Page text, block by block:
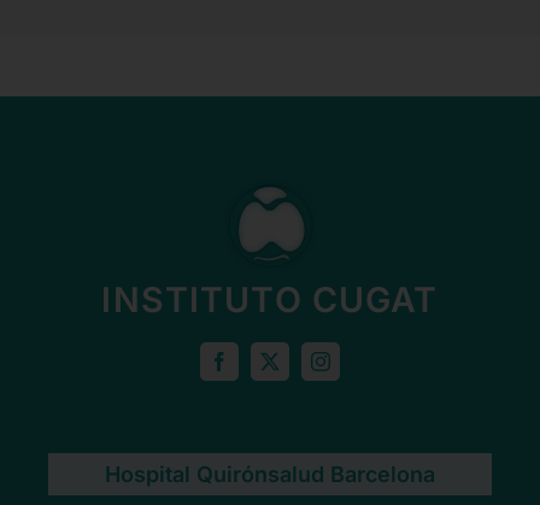
INSTITUTO CUGAT
Hospital Quirónsalud Barcelona